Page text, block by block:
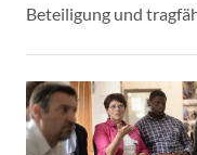
Beteiligung und